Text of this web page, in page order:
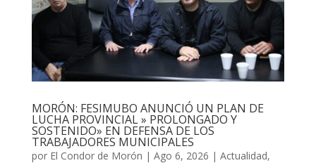
MORÓN: FESIMUBO ANUNCIÓ UN PLAN DE
LUCHA PROVINCIAL » PROLONGADO Y
SOSTENIDO» EN DEFENSA DE LOS
TRABAJADORES MUNICIPALES
por El Condor de Morón | Ago 6, 2026 | Actualidad,